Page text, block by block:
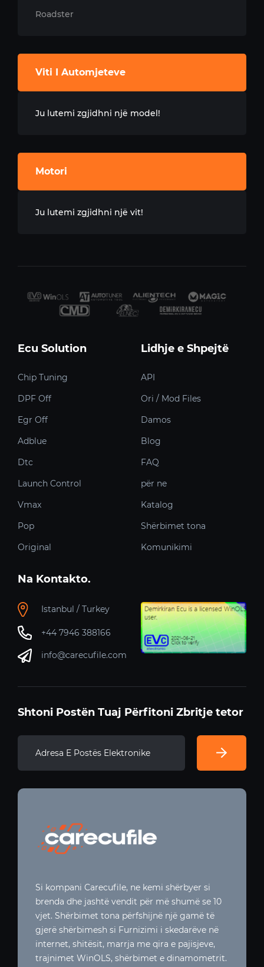
Roadster
Viti I Automjeteve
Ju lutemi zgjidhni një model!
Motori
Ju lutemi zgjidhni një vit!
Ecu Solution
Chip Tuning
DPF Off
Egr Off
Adblue
Dtc
Launch Control
Vmax
Pop
Original
Lidhje e Shpejtë
API
Ori / Mod Files
Damos
Blog
FAQ
për ne
Katalog
Shërbimet tona
Komunikimi
Na Kontakto.
Istanbul / Turkey
+44 7946 388166
info@carecufile.com
Shtoni Postën Tuaj Përfitoni Zbritje tetor
Si kompani Carecufile, ne kemi shërbyer si
brenda dhe jashtë vendit për më shumë se 10
vjet. Shërbimet tona përfshijnë një gamë të
gjerë shërbimesh si Furnizimi i skedarëve në
internet, shitësit, marrja me qira e pajisjeve,
trajnimet WinOLS, shërbimet e dinamometrit.